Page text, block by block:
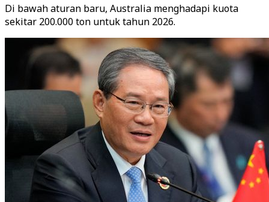
Di bawah aturan baru, Australia menghadapi kuota
sekitar 200.000 ton untuk tahun 2026.